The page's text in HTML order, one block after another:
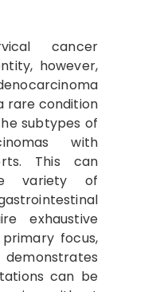
cancer
however,
rare condition
subtypes of
with
This can
variety of
exhaustive
focus,
can be